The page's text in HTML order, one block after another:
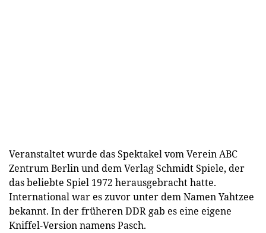
Veranstaltet wurde das Spektakel vom Verein ABC
Zentrum Berlin und dem Verlag Schmidt Spiele, der
das beliebte Spiel 1972 herausgebracht hatte.
International war es zuvor unter dem Namen Yahtzee
bekannt. In der früheren DDR gab es eine eigene
Kniffel-Version namens Pasch.